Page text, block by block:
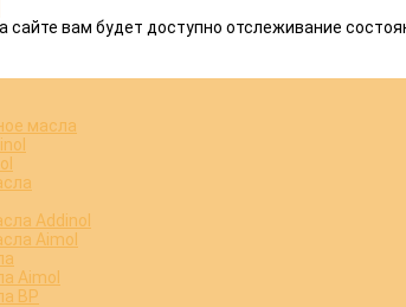
сайте вам будет доступно отслеживание
масла
Addinol
Aimol
Aimol
BP